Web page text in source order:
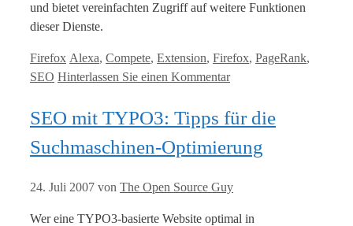
und bietet vereinfachten Zugriff auf weitere Funktionen
dieser Dienste.
Kategorien
Firefox Tags
Alexa, Compete, Extension, Firefox, PageRank,
SEO Hinterlassen Sie einen Kommentar
SEO mit TYPO3: Tipps für die
Suchmaschinen-Optimierung
24. Juli 2007 von The Open Source Guy
Wer eine TYPO3-basierte Website optimal in